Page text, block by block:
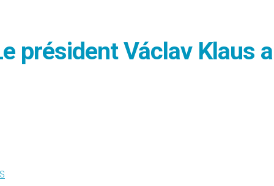
président Václav Klaus